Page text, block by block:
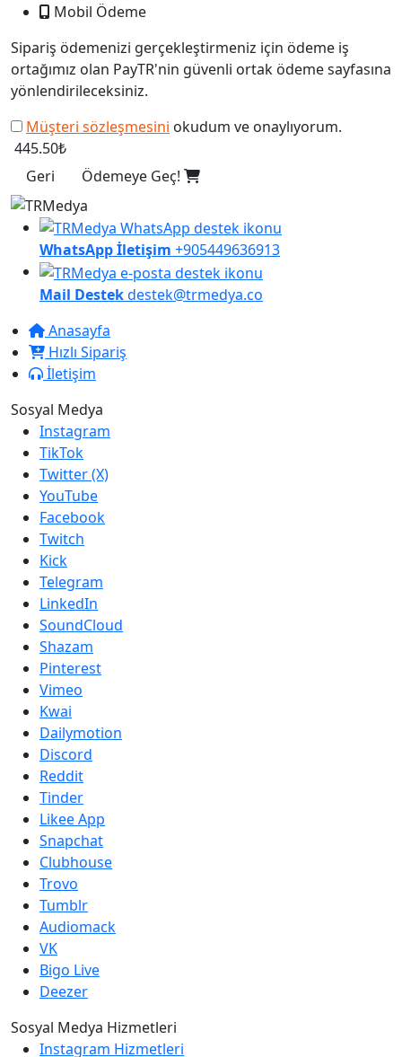
Mobil Ödeme
Sipariş ödemenizi gerçekleştirmeniz için ödeme iş
ortağımız olan PayTR'nin güvenli ortak ödeme sayfasına
yönlendirileceksiniz.
Müşteri sözleşmesini okudum ve onaylıyorum.
445.50₺
Geri
Ödemeye Geç!
WhatsApp İletişim +905449636913
Mail Destekdestek@trmedya.co
Anasayfa
Hızlı Sipariş
İletişim
Sosyal Medya
Instagram
TikTok
Twitter (X)
YouTube
Facebook
Twitch
Kick
Telegram
LinkedIn
SoundCloud
Shazam
Pinterest
Vimeo
Kwai
Dailymotion
Discord
Reddit
Tinder
Likee App
Snapchat
Clubhouse
Trovo
Tumblr
Audiomack
VK
Bigo Live
Deezer
Sosyal Medya Hizmetleri
Instagram Hizmetleri